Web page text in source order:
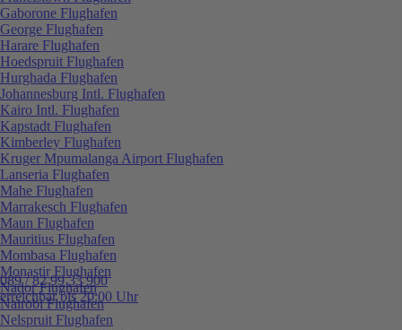
089 / 82 99 33 900
erreichbar bis 20:00 Uhr
Gaborone Flughafen
George Flughafen
Harare Flughafen
Hoedspruit Flughafen
Hurghada Flughafen
Johannesburg Intl. Flughafen
Kairo Intl. Flughafen
Kapstadt Flughafen
Kimberley Flughafen
Kruger Mpumalanga Airport Flughafen
Lanseria Flughafen
Mahe Flughafen
Marrakesch Flughafen
Maun Flughafen
Mauritius Flughafen
Mombasa Flughafen
Monastir Flughafen
Nador Flughafen
Nairobi Flughafen
Nelspruit Flughafen